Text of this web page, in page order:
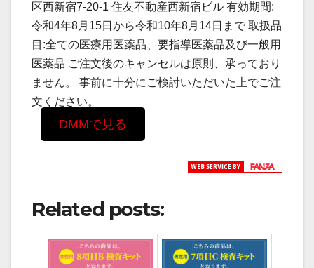
区西新宿7-20-1 住友不動産西新宿ビル 有効期間:
令和4年8月15日から令和10年8月14日まで 取扱品
目:全ての医療用医薬品、要指導医薬品及び一般用
医薬品 ご注文後のキャンセルは原則、承っており
ません。 事前に十分にご検討いただいた上でご注
文ください。
DMMで見る
Related posts: